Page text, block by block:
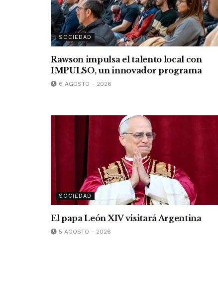
SOCIEDAD
Rawson impulsa el talento local con
IMPULSO, un innovador programa
6 AGOSTO - 2026
SOCIEDAD
El papa León XIV visitará Argentina
5 AGOSTO - 2026